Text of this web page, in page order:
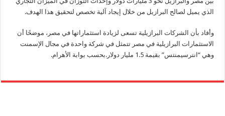
الذي يميل لصالح البرازيل من خلال إيجاد آلية تخصص لتحقيق هذا الهدف.
وأفاد بأن الشركات البرازيلية تسعى لزيادة استثماراتها في مصر، موضحًا أن
الاستثمارات البرازيلية في مصر تتمثل في شركة واحدة في مجال الإسمنت
وهي “انترسيمنتس” بقيمة 1.5 مليار دولار.بحسب بوابة الأهرام.